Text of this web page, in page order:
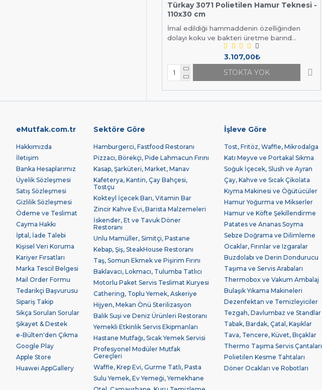
Türkay 3071 Polietilen Hamur Teknesi -
110x30 cm
İmal edildiği hammaddenin özelliğinden
dolayı koku ve bakteri üretme barınd...
3.107,00₺
STOKTA YOK
eMutfak.com.tr
Hakkımızda
İletişim
Banka Hesaplarımız
Üyelik Sözleşmesi
Satış Sözleşmesi
Gizlilik Sözleşmesi
Ödeme ve Teslimat
Cayma Hakkı
İptal, İade Talebi
Kişisel Veri Koruma
Kariyer Fırsatları
Marka Tescil Belgesi
Mail Order Formu
Tedarikçi Başvurusu
Sipariş Takip
Sıkça Sorulan Sorular
Şikayet & Destek
e-Bülten'den Çıkma
Google Play
Apple Store
Huawei AppGallery
Sektöre Göre
Hamburgerci, Fastfood Restoranı
Pizzacı, Börekçi, Pide Lahmacun Fırını
Kasap, Şarküteri, Market, Manav
Kafeterya, Kantin, Çay Bahçesi,
Tostçu
Kokteyl İçecek Barı, Vitamin Bar
Zincir Kahve Evi, Barista Malzemeleri
İskender, Et ve Tavuk Döner
Restoranı
Unlu Mamüller, Simitçi, Pastane
Kebap, Şiş, SteakHouse Restoranı
Taş, Somun Ekmek ve Pişirim Fırını
Baklavacı, Lokmacı, Tulumba Tatlıcı
Motorlu Paket Servis Teslimat Kuryesi
Cathering, Toplu Yemek, Askeriye
Hijyen, Mekan Önü Sterilizasyon
Balık Suşi ve Deniz Ürünleri Restoranı
Yemekli Etkinlik Servis Ekipmanları
Hastane Mutfağı, Sıcak Yemek Servisi
Profesyonel Modüler Mutfak
Gereçleri
Waffle, Krep Evi, Gurme Tatlı, Pasta
Sulu Yemek, Ev Yemeği, Yemekhane
İşleve Göre
Tost, Fritöz, Waffle, Mikrodalga
Katı Meyve ve Portakal Sıkma
Soğuk İçecek, Slush ve Ayran
Çay, Kahve ve Sıcak Çikolata
Kıyma Makinesi ve Öğütücüler
Hamur Yoğurma ve Mikserler
Hamur ve Köfte Şekillendirme
Patates ve Ananas Soyma
Sebze Doğrama ve Dilimleme
Ocaklar, Fırınlar ve Izgaralar
Buzdolabı ve Derin Dondurucu
Taşıma ve Servis Arabaları
Thermobox ve Vakum Ambalaj
Bulaşık Yıkama Makineleri
Dezenfektan ve Temizleyiciler
Tezgah, Davlumbaz ve Standlar
Tabak, Bardak, Çatal, Kaşıklar
Tava, Tencere, Küvet, Bıçaklar
Thermo Taşıma Servis Çantaları
Polietilen Kesme Tahtaları
Döner Ocakları ve Robotları